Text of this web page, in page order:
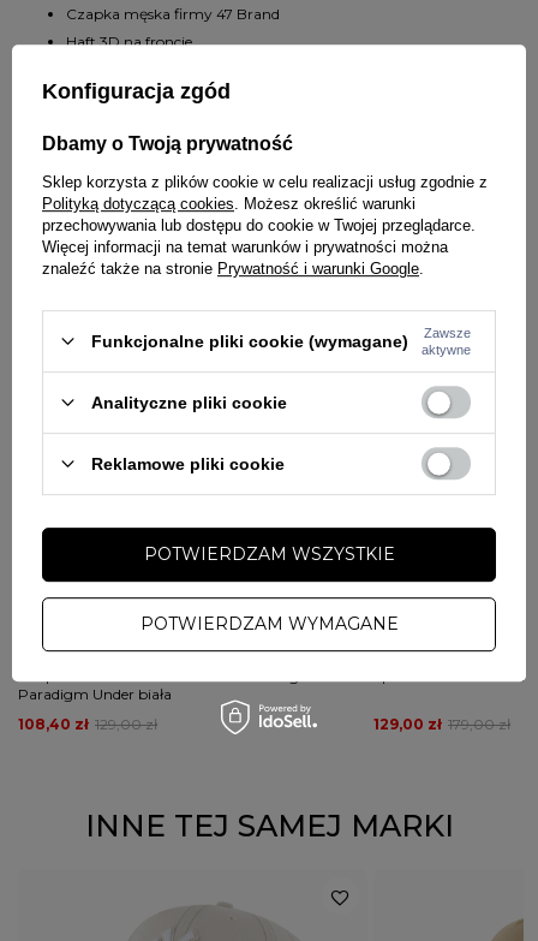
Czapka męska firmy 47 Brand
Haft 3D na froncie
Regulacja na pasek z klamerką
SZCZEGÓŁY PRODUKTU
Marka 47 Brand
197723402492
PŁEĆ MĘŻCZYZNA
Potwierdź obecność oznaczeń lub etykiet
wymaganych przepisami
Rodzaj nakrycia głowy czapka z daszkiem
PYTANIA O PRODUKT
WYBRANE DLA CIEBIE
47 BRAND
Paradigm Under biała
129,00 zł
108,40 zł
PROMOCJA
PROSTO
Spodnie dresowe
179,00 zł
129,00 zł
INNE TEJ SAMEJ MARKI
Konfiguracja zgód
Dbamy o Twoją prywatność
Sklep korzysta z plików cookie w celu realizacji usług zgodnie z
Polityką dotyczącą cookies . Możesz określić warunki
przechowywania lub dostępu do cookie w Twojej przeglądarce.
Więcej informacji na temat warunków i prywatności można
znaleźć także na stronie Prywatność i warunki Google
Funkcjonalne pliki cookie (wymagane)
Zawsze
aktywne
Analityczne pliki cookie
Reklamowe pliki cookie
POTWIERDZAM WYMAGANE
POTWIERDZAM WSZYSTKIE